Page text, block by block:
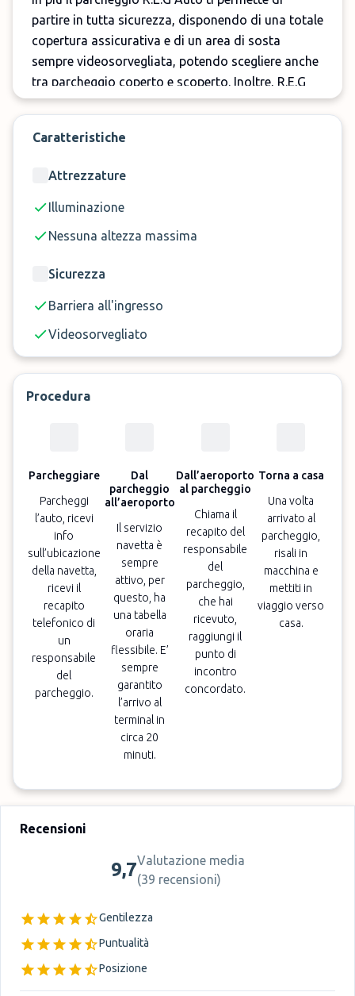
partire in tutta sicurezza, disponendo di una totale
copertura assicurativa e di un area di sosta
sempre videosorvegliata, potendo scegliere anche
tra parcheggio coperto e scoperto. Inoltre, R.E.G
Auto aeroporto Cagliari parcheggio offre
pneumatici ed il servizio di lavaggio auto. Ricorda
Elmas è aperto dalle 08:00 alle 23:00 ma è
possibile comunque prenotare il parcheggio fuori
da questi orari con l'aggiunta di un piccolo
Prenota Ora il parcheggio R.E.G Auto a Cagliari
Nota: Gli orari di apertura del parcheggio e del
aggiuntivo di 10€ da pagare direttamente al
Caratteristiche
Attrezzature
Illuminazione
Nessuna altezza massima
Sicurezza
Barriera all'ingresso
Videosorvegliato
Procedura
Parcheggiare
Parcheggi
l’auto, ricevi
info
sull’ubicazione
della navetta,
ricevi il
recapito
telefonico di
un
responsabile
del
parcheggio.
Dal
parcheggio
all’aeroporto
Il servizio
navetta è
sempre
attivo, per
questo, ha
una tabella
oraria
flessibile. E’
sempre
garantito
l’arrivo al
terminal in
circa 20
minuti.
Dall’aeroporto
al parcheggio
Chiama il
recapito del
responsabile
del
parcheggio,
che hai
ricevuto,
raggiungi il
punto di
incontro
concordato.
Torna a casa
Una volta
arrivato al
parcheggio,
risali in
macchina e
mettiti in
viaggio verso
casa.
Recensioni
9,7Valutazione media
(39 recensioni)
Gentilezza
Puntualità
Posizione